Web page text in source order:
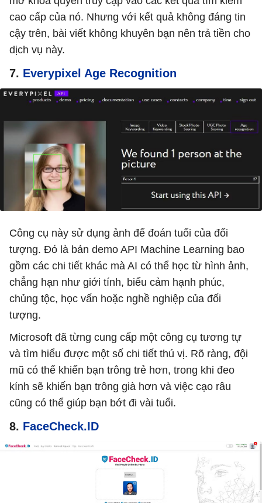
cao cấp của nó. Nhưng với kết quả không đáng tin
cậy trên, bài viết không khuyên bạn nên trả tiền cho
dịch vụ này.
7. Everypixel Age Recognition
Công cụ này sử dụng ảnh để đoán tuổi của đối
tượng. Đó là bản demo API Machine Learning bao
gồm các chi tiết khác mà AI có thể học từ hình ảnh,
chẳng hạn như giới tính, biểu cảm hạnh phúc,
chủng tộc, học vấn hoặc nghề nghiệp của đối
tượng.
Microsoft đã từng cung cấp một công cụ tương tự
và tìm hiểu được một số chi tiết thú vị. Rõ ràng, đội
mũ có thể khiến bạn trông trẻ hơn, trong khi đeo
kính sẽ khiến bạn trông già hơn và việc cạo râu
cũng có thể giúp bạn bớt đi vài tuổi.
8. FaceCheck.ID